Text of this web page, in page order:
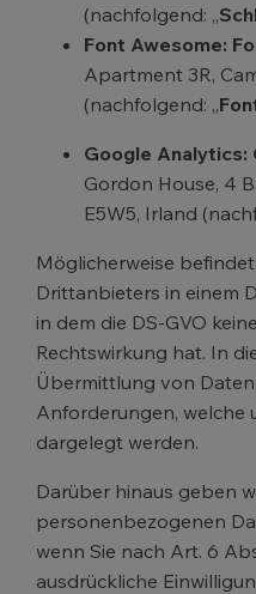
(nachfolgend: „
Font Awesome:
Apartment 3R,
(nachfolgend: „
Google Analytics:
Gordon House, 4
E5W5, Irland
Möglicherweise
Drittanbieters in einem
in dem die DS-GVO
Rechtswirkung hat. In
Übermittlung von
Anforderungen, welche
dargelegt werden.
Darüber hinaus geben
personenbezogenen
wenn Sie nach Art. 6
ausdrückliche